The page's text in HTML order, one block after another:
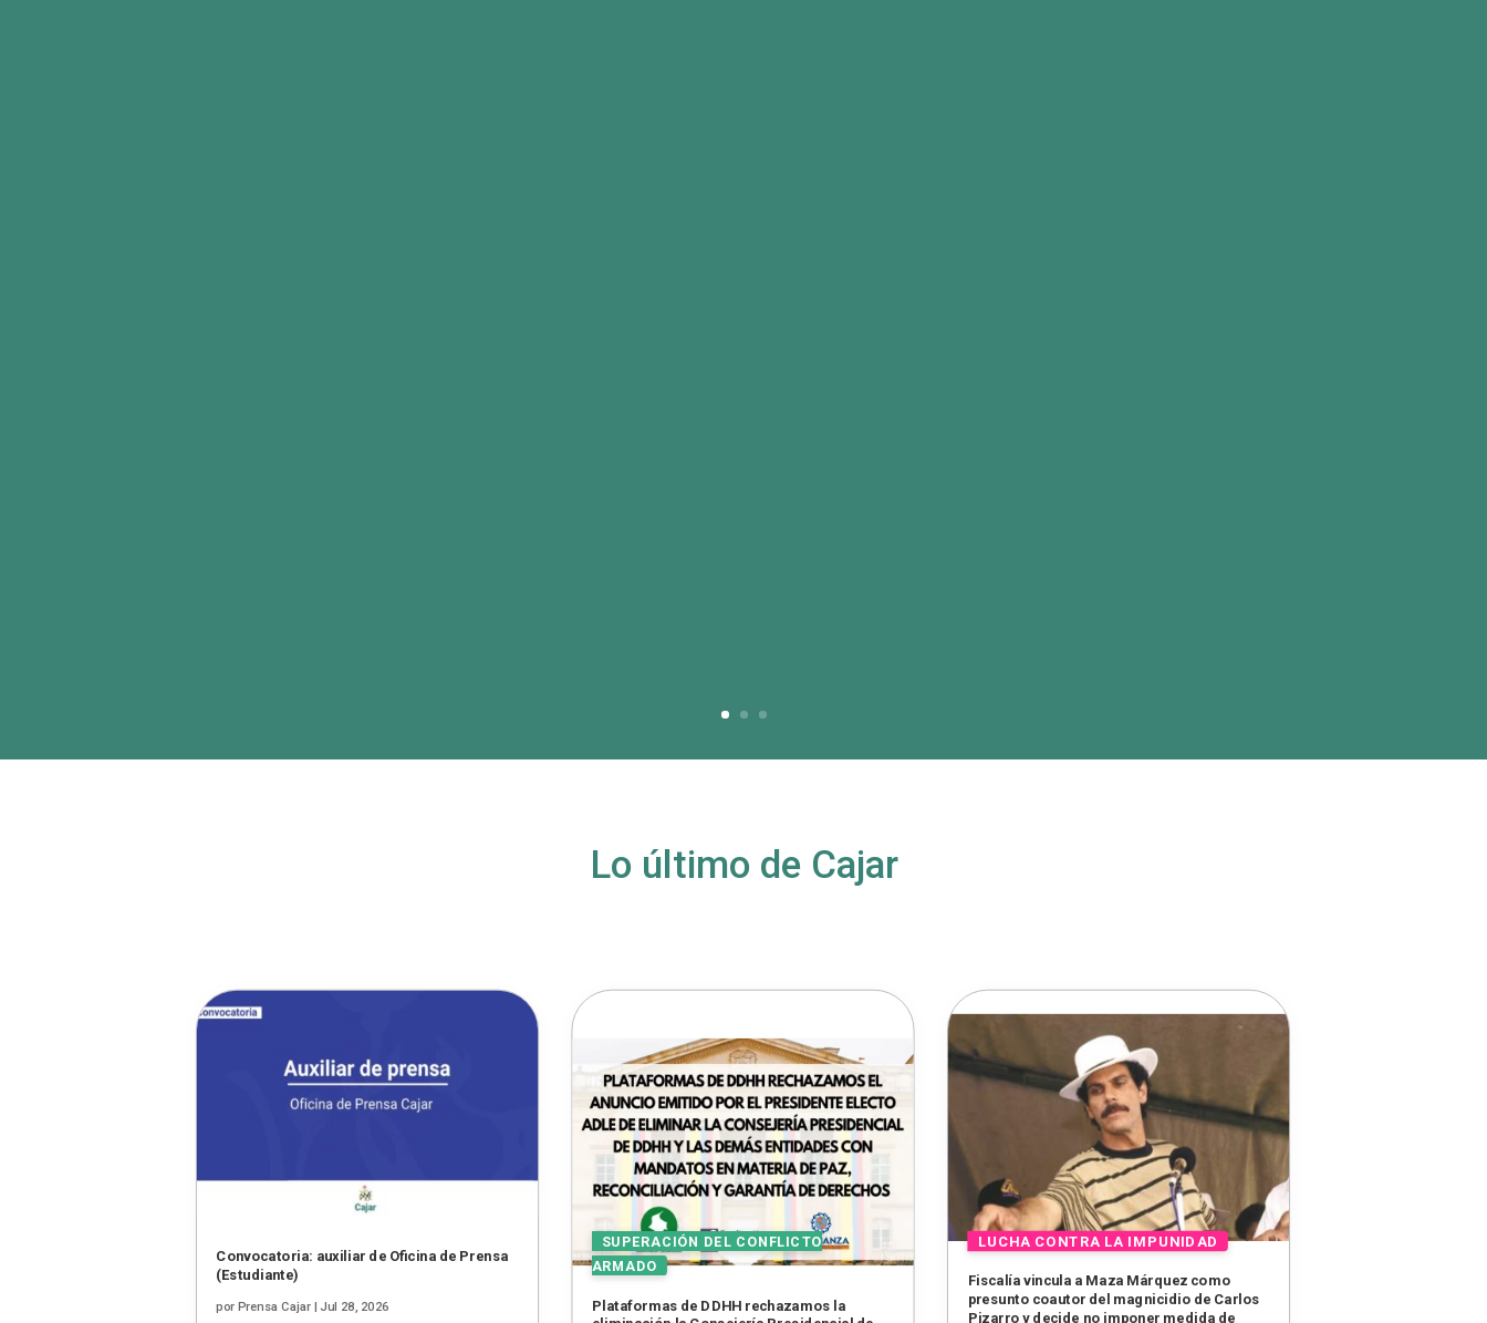
Lo último de Cajar
Convocatoria: auxiliar de Oficina de Prensa
(Estudiante)
porPrensa Cajar | Jul 28, 2026
Plataformas de DDHH rechazamos la
Fiscalía vincula a Maza Márquez como
presunto coautor del magnicidio de Carlos
Pizarro y decide no imponer medida de